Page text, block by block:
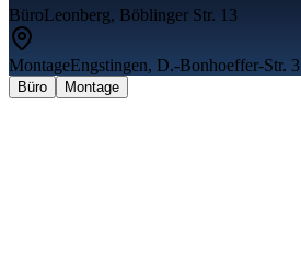
BüroLeonberg, Böblinger Str. 13
MontageEngstingen, D.-Bonhoeffer-Str. 3
Büro Montage